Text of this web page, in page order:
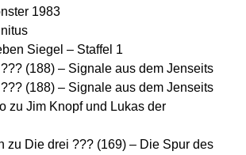
1983
Siegel – Staffel 1
(188) – Signale aus dem Jenseits
(188) – Signale aus dem Jenseits
zu Jim Knopf und Lukas der
zu Die drei ??? (169) – Die Spur des